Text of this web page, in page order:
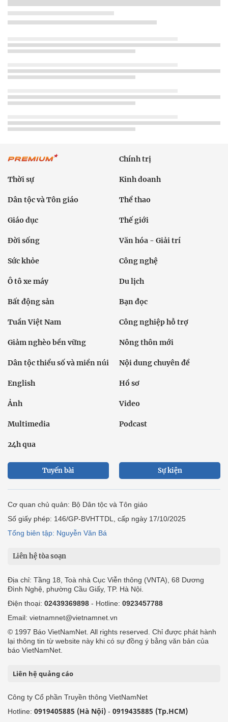
Chính trị
Thời sự Kinh doanh
Dân tộc và Tôn giáo Thể thao
Giáo dục Thế giới
Đời sống Văn hóa - Giải trí
Sức khỏe Công nghệ
Ô tô xe máy Du lịch
Bất động sản Bạn đọc
Tuần Việt Nam Công nghiệp hỗ trợ
Giảm nghèo bền vững Nông thôn mới
Dân tộc thiểu số và miền núi Nội dung chuyên đề
English Hồ sơ
Ảnh Video
Multimedia Podcast
24h qua
Tuyến bài Sự kiện
Cơ quan chủ quản: Bộ Dân tộc và Tôn giáo
Số giấy phép: 146/GP-BVHTTDL, cấp ngày 17/10/2025
Tổng biên tập: Nguyễn Văn Bá
Liên hệ tòa soạn
Địa chỉ: Tầng 18, Toà nhà Cục Viễn thông (VNTA), 68 Dương
Đình Nghệ, phường Cầu Giấy, TP. Hà Nội.
Điện thoại: 02439369898 - Hotline: 0923457788
Email: vietnamnet@vietnamnet.vn
© 1997 Báo VietNamNet. All rights reserved. Chỉ được phát hành
lại thông tin từ website này khi có sự đồng ý bằng văn bản của
báo VietNamNet.
Liên hệ quảng cáo
Công ty Cổ phần Truyền thông VietNamNet
Hotline: 0919405885 (Hà Nội) - 0919435885 (Tp.HCM)